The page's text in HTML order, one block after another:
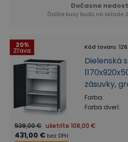
Dočasne
Ďalšie kusy budú na sklade
20%
Zľava Kód tovaru:
Dielenská
zásuvky,
Farba:
Farba dverí:
539,00 € ušetríte 108,00 €
431,00 € bez DPH